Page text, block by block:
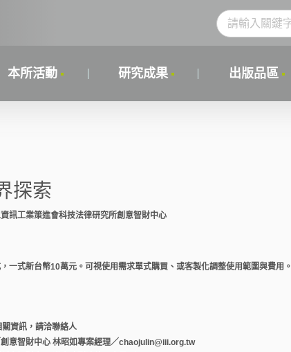
本所活動 研究成果 出版品區
探索
訊工業策進會科技法律研究所創意智財中心
一式新台幣10萬元。可視使用需求單式購買、或客製化調整使用範圍與費用。
資訊，請洽聯絡人
意智財中心 林昭如專案經理／chaojulin@iii.org.tw